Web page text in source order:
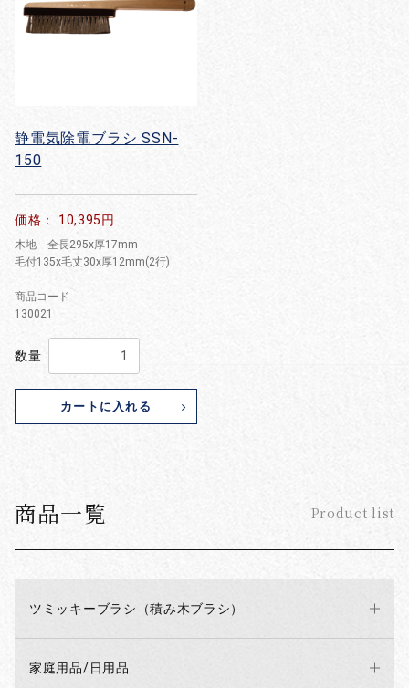
商品一覧 Product list
ツミッキーブラシ（積み木ブラシ）
家庭用品/日用品
静電気除電ブラシ SSN-
150
価格： 10,395円
木地 全長295x厚17mm
毛付135x毛丈30x厚12mm(2行)
商品コード
130021
数量
カートに入れる